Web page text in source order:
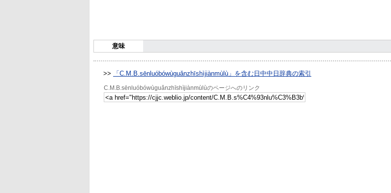
意味
>> 「C.M.B.sēnluóbówùguǎnzhīshìjiànmùlù」を含む日中中日辞典の索引
C.M.B.sēnluóbówùguǎnzhīshìjiànmùlùのページへのリンク